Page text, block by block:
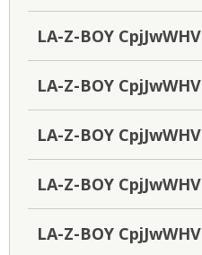
LA-Z-BOY CpjJwWHV
LA-Z-BOY CpjJwWHV
LA-Z-BOY CpjJwWHV
LA-Z-BOY CpjJwWHV
LA-Z-BOY CpjJwWHV